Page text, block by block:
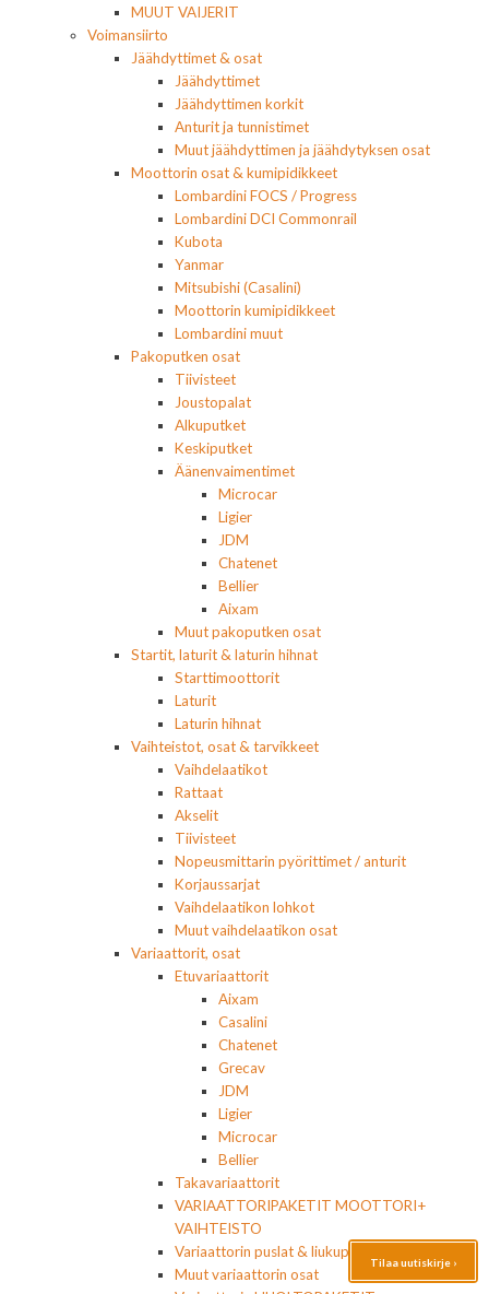
MUUT VAIJERIT
Voimansiirto
Jäähdyttimet & osat
Jäähdyttimet
Jäähdyttimen korkit
Anturit ja tunnistimet
Muut jäähdyttimen ja jäähdytyksen osat
Moottorin osat & kumipidikkeet
Lombardini FOCS / Progress
Lombardini DCI Commonrail
Kubota
Yanmar
Mitsubishi (Casalini)
Moottorin kumipidikkeet
Lombardini muut
Pakoputken osat
Tiivisteet
Joustopalat
Alkuputket
Keskiputket
Äänenvaimentimet
Microcar
Ligier
JDM
Chatenet
Bellier
Aixam
Muut pakoputken osat
Startit, laturit & laturin hihnat
Starttimoottorit
Laturit
Laturin hihnat
Vaihteistot, osat & tarvikkeet
Vaihdelaatikot
Rattaat
Akselit
Tiivisteet
Nopeusmittarin pyörittimet / anturit
Korjaussarjat
Vaihdelaatikon lohkot
Muut vaihdelaatikon osat
Variaattorit, osat
Etuvariaattorit
Aixam
Casalini
Chatenet
Grecav
JDM
Ligier
Microcar
Bellier
Takavariaattorit
VARIAATTORIPAKETIT MOOTTORI+
VAIHTEISTO
Variaattorin puslat & liukupalat
Muut variaattorin osat
Tilaa uutiskirje ›